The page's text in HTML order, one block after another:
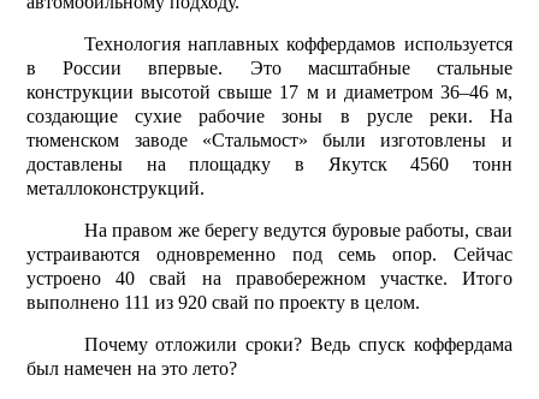
Технология наплавных коффердамов используется
в России впервые. Это масштабные стальные
конструкции высотой свыше 17 м и диаметром 36–46 м,
создающие сухие рабочие зоны в русле реки. На
тюменском заводе «Стальмост» были изготовлены и
доставлены на площадку в Якутск 4560 тонн
металлоконструкций.
На правом же берегу ведутся буровые работы, сваи
устраиваются одновременно под семь опор. Сейчас
устроено 40 свай на правобережном участке. Итого
выполнено 111 из 920 свай по проекту в целом.
Почему отложили сроки? Ведь спуск коффердама
был намечен на это лето?